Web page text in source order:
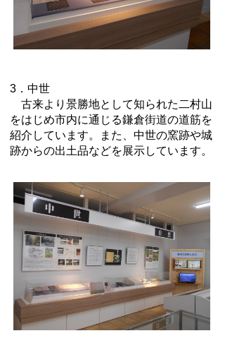
3．中世
古来より景勝地として知られた二村山
をはじめ市内に通じる鎌倉街道の道筋を
紹介しています。また、中世の窯跡や城
跡からの出土品などを展示しています。